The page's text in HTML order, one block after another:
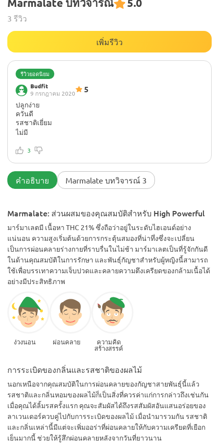
Marmalate บทวิจารณ์ 5.0
3 รีวิว
เพิ่มรีวิว
รีวิวยอดนิยม
Budfit
9 กรกฎาคม 2020
5
ปลูกง่าย
ควันดี
รสชาติเยี่ยม
ไม่มี
(ประมาณ 75-80 ซม.) - ยอดด้านยาวพร้อมตาขนาดพอเหมาะ
คน ขอบคุณเฮอร์บี
3
คำอธิบาย Marmalate บทวิจารณ์ 3
Marmalate: ส่วนผสมของคุณสมบัติสำหรับ High Powerful
มาร์มาเลตมี เนื้อหา THC 21% ซึ่งถือว่าอยู่ในระดับไฮเอนด์อย่าง
แน่นอน ความสูงเริ่มต้นด้วยการกระตุ้นสมองที่น่าทึ่งซึ่งจะเปลี่ยน
เป็นการผ่อนคลายร่างกายที่ราบรื่นในไม่ช้า มาร์มาเลตเป็นที่รู้จักกันดี
ในด้านคุณสมบัติในการรักษา และพันธุ์กัญชาสำหรับผู้หญิงนี้สามารถ
ใช้เพื่อบรรเทาความเจ็บปวดและคลายความตึงเครียดของกล้ามเนื้อได้
อย่างมีประสิทธิภาพ
ง่วงนอน ผ่อนคลาย ความคิด
สร้างสรรค์
การระเบิดของกลิ่นและรสชาติของผลไม้
นอกเหนือจากคุณสมบัติในการผ่อนคลายของกัญชาสายพันธุ์นี้แล้ว
รสชาติและกลิ่นหอมของผลไม้ก็เป็นสิ่งที่ควรค่าแก่การกล่าวถึงเช่นกัน
เมื่อคุณได้ลิ้มรสครั้งแรก คุณจะสัมผัสได้ถึงรสสัมผัสอันแสนอร่อยของ
ลาเวนเดอร์ควบคู่ไปกับการระเบิดของผลไม้ เมื่อนำมารวมกัน รสชาติ
และกลิ่นเหล่านี้มีแต่จะเพิ่มออร่าที่ผ่อนคลายให้กับความเครียดที่เยือก
เย็นมากนี้ ช่วยให้รู้สึกผ่อนคลายหลังจากวันที่ยาวนาน